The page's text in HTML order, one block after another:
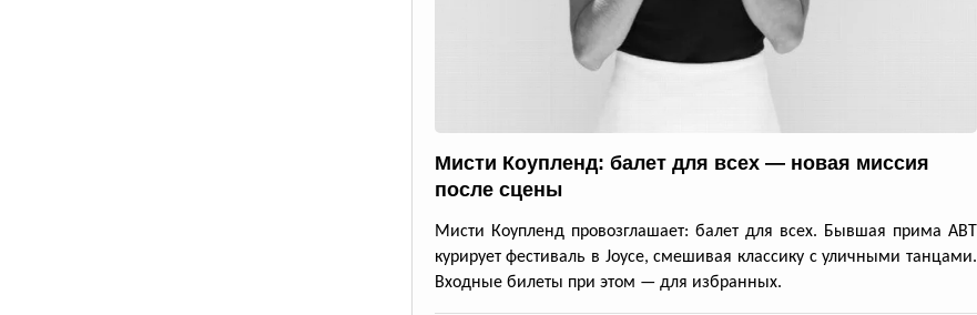
Мисти Коупленд: балет для всех — новая миссия
после сцены
Мисти Коупленд провозглашает: балет для всех. Бывшая прима ABT
курирует фестиваль в Joyce, смешивая классику с уличными танцами.
Входные билеты при этом — для избранных.